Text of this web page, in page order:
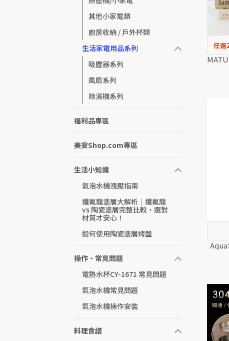
其他小家電類
廚房收納 / 戶外杯類
生活家電用品系列
吸塵器系列
風扇系列
除濕機系列
福利品專區
美安Shop.com專區
生活小知識
氣泡水機洩壓指南
鐵氟龍塗層大解析｜鐵氟龍
vs 陶瓷塗層完整比較，選對
材質才安心！
如何使用陶瓷塗層烤盤
操作、常見問題
電熱水杯CY-1671 常見問題
氣泡水機常見問題
氣泡水機操作安裝
料理食譜
任選